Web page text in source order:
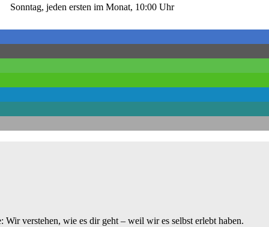
Sonntag, jeden ersten im Monat, 10:00 Uhr
verstehen, wie es dir geht – weil wir es selbst erlebt haben.